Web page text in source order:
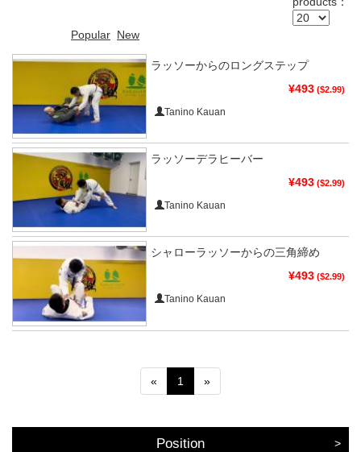
Popular New
ラッソーからのロングステップ
¥493($2.99)
Tanino Kauan
ラッソーデラヒーバー
¥493($2.99)
Tanino Kauan
シャローラッソーからの三角締め
¥493($2.99)
Tanino Kauan
« 1 »
Position